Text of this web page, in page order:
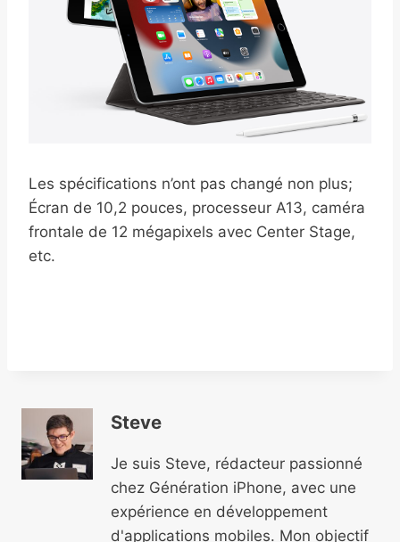
Les spécifications n’ont pas changé non plus;
Écran de 10,2 pouces, processeur A13, caméra
frontale de 12 mégapixels avec Center Stage,
etc.
Steve
Je suis Steve, rédacteur passionné
chez Génération iPhone, avec une
expérience en développement
d'applications mobiles. Mon objectif